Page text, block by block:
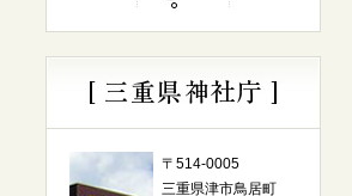
〒514-0005
三重県津市鳥居町